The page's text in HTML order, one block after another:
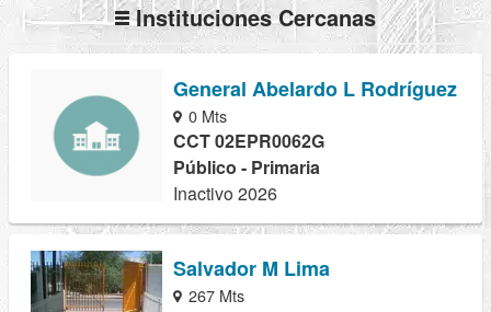
Instituciones Cercanas
General Abelardo L Rodríguez
0 Mts
CCT 02EPR0062G
Público - Primaria
Inactivo 2026
Salvador M Lima
267 Mts